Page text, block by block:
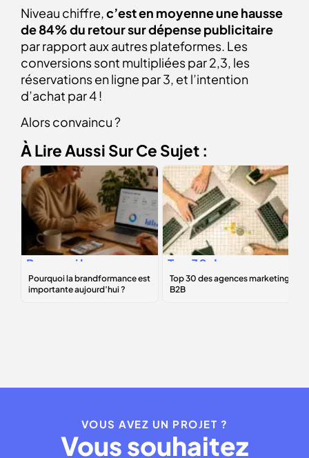
Niveau chiffre,c’est en moyenne une hausse
de 84% du retour sur dépense publicitaire
par rapport aux autres plateformes. Les
conversions sont multipliées par 2,3, les
réservations en ligne par 3, et l’intention
d’achat par 4 !
Alors convaincu ?
À Lire Aussi Sur Ce Sujet :
Pourquoi la
brandformance
est importante
Top 30 des
agences
marketing B2B
VOUS AVEZ UN PROJET ?
Vous souhaitez